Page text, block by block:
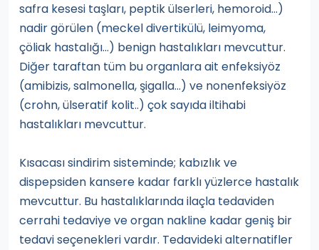
safra kesesi taşları, peptik ülserleri, hemoroid…)
nadir görülen (meckel divertikülü, leimyoma,
çöliak hastalığı...) benign hastalıkları mevcuttur.
Diğer taraftan tüm bu organlara ait enfeksiyöz
(amibizis, salmonella, şigalla...) ve nonenfeksiyöz
(crohn, ülseratif kolit..) çok sayıda iltihabi
hastalıkları mevcuttur.
Kısacası sindirim sisteminde; kabızlık ve
dispepsiden kansere kadar farklı yüzlerce hastalık
mevcuttur. Bu hastalıklarında ilaçla tedaviden
cerrahi tedaviye ve organ nakline kadar geniş bir
tedavi seçenekleri vardır. Tedavideki alternatifler